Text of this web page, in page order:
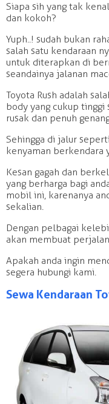
Siapa sih yang tak
dan kokoh?
Yuph..! sudah bukan
salah satu kendaraan
untuk diterapkan di
seandainya jalanan
Toyota Rush adalah
body yang cukup tinggi
rusak dan penuh
Sehingga di jalur
kenyaman berkendara
Kesan gagah dan
yang berharga bagi
mobil ini, karenanya
sekalian.
Dengan pelbagai
akan membuat
Apakah anda ingin
segera hubungi kami.
Sewa Kendaraan